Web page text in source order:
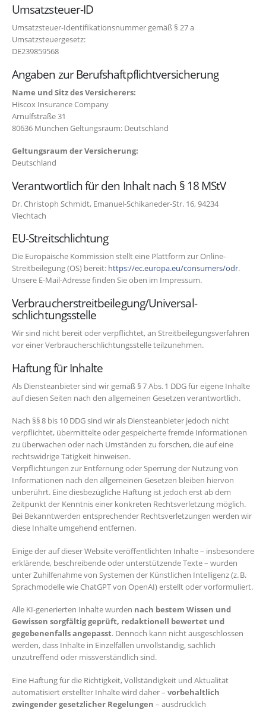
Umsatzsteuer-ID
Umsatzsteuer-Identifikationsnummer gemäß § 27 a
Umsatzsteuergesetz:
DE239859568
Angaben zur Berufshaftpflichtversicherung
Name und Sitz des Versicherers:
Hiscox Insurance Company
Arnulfstraße 31
80636 München Geltungsraum: Deutschland
Geltungsraum der Versicherung:
Deutschland
Verantwortlich für den Inhalt nach § 18 MStV
Dr. Christoph Schmidt, Emanuel-Schikaneder-Str. 16, 94234
Viechtach
EU-Streitschlichtung
Die Europäische Kommission stellt eine Plattform zur Online-
Streitbeilegung (OS) bereit: https://ec.europa.eu/consumers/odr.
Unsere E-Mail-Adresse finden Sie oben im Impressum.
Verbraucher­streit­beilegung/Universal­
schlichtungs­stelle
Wir sind nicht bereit oder verpflichtet, an Streitbeilegungsverfahren
vor einer Verbraucherschlichtungsstelle teilzunehmen.
Haftung für Inhalte
Als Diensteanbieter sind wir gemäß § 7 Abs. 1 DDG für eigene Inhalte
auf diesen Seiten nach den allgemeinen Gesetzen verantwortlich.
Nach §§ 8 bis 10 DDG sind wir als Diensteanbieter jedoch nicht
verpflichtet, übermittelte oder gespeicherte fremde Informationen
zu überwachen oder nach Umständen zu forschen, die auf eine
rechtswidrige Tätigkeit hinweisen.
Verpflichtungen zur Entfernung oder Sperrung der Nutzung von
Informationen nach den allgemeinen Gesetzen bleiben hiervon
unberührt. Eine diesbezügliche Haftung ist jedoch erst ab dem
Zeitpunkt der Kenntnis einer konkreten Rechtsverletzung möglich.
Bei Bekanntwerden entsprechender Rechtsverletzungen werden wir
diese Inhalte umgehend entfernen.
Einige der auf dieser Website veröffentlichten Inhalte – insbesondere
erklärende, beschreibende oder unterstützende Texte – wurden
unter Zuhilfenahme von Systemen der Künstlichen Intelligenz (z. B.
Sprachmodelle wie ChatGPT von OpenAI) erstellt oder vorformuliert.
Alle KI-generierten Inhalte wurden nach bestem Wissen und
Gewissen sorgfältig geprüft, redaktionell bewertet und
gegebenenfalls angepasst. Dennoch kann nicht ausgeschlossen
werden, dass Inhalte in Einzelfällen unvollständig, sachlich
unzutreffend oder missverständlich sind.
Eine Haftung für die Richtigkeit, Vollständigkeit und Aktualität
automatisiert erstellter Inhalte wird daher – vorbehaltlich
zwingender gesetzlicher Regelungen – ausdrücklich